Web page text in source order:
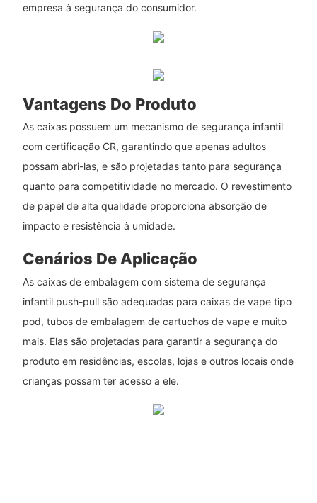
empresa à segurança do consumidor.
Vantagens Do Produto
As caixas possuem um mecanismo de segurança infantil
com certificação CR, garantindo que apenas adultos
possam abri-las, e são projetadas tanto para segurança
quanto para competitividade no mercado. O revestimento
de papel de alta qualidade proporciona absorção de
impacto e resistência à umidade.
Cenários De Aplicação
As caixas de embalagem com sistema de segurança
infantil push-pull são adequadas para caixas de vape tipo
pod, tubos de embalagem de cartuchos de vape e muito
mais. Elas são projetadas para garantir a segurança do
produto em residências, escolas, lojas e outros locais onde
crianças possam ter acesso a ele.